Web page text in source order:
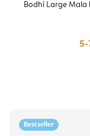
Bodhi Large Mala
5-
Bestseller